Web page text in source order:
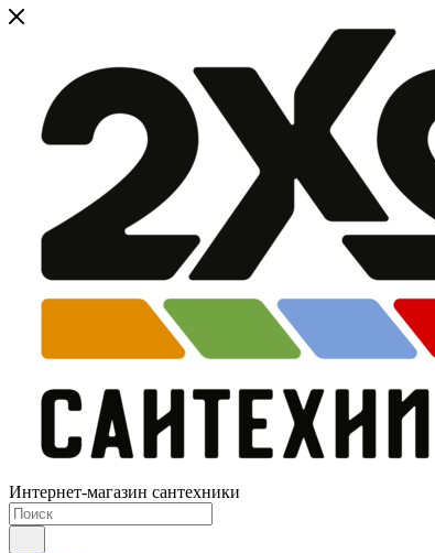
Интернет-магазин сантехники